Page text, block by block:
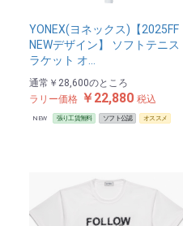
YONEX(ヨネックス)【2025FF
NEWデザイン】 ソフトテニス
ラケット オ…
通常 ￥28,600のところ
ラリー価格 ￥22,880税込
NEW 張り工賃無料 ソフト公認 オススメ